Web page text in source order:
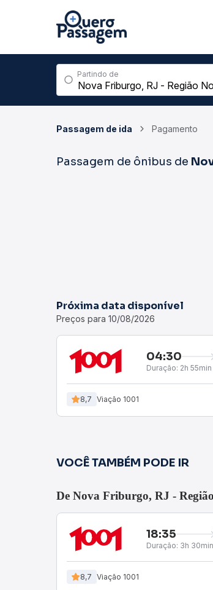
Partindo de
Passagem de ida Pagamento
Passagem de ônibus de
Próxima data disponível
Preços para 10/08/2026
04:30
Duração: 2h 55min
8,7 Viação 1001
VOCÊ TAMBÉM PODE IR
De Nova Friburgo, RJ -
18:35
Duração: 3h 30min
8,7 Viação 1001